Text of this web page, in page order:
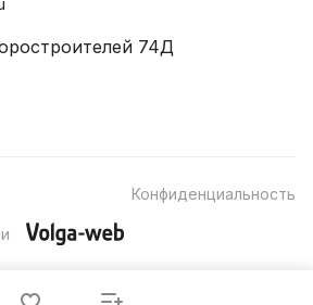
74Д
Конфиденциальность